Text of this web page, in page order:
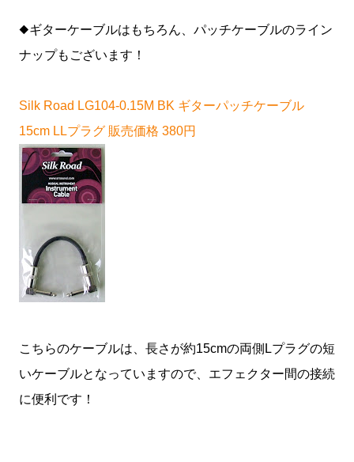
◆ギターケーブルはもちろん、パッチケーブルのライン
ナップもございます！
Silk Road LG104-0.15M BK ギターパッチケーブル
15cm LLプラグ 販売価格 380円
こちらのケーブルは、長さが約15cmの両側Lプラグの短
いケーブルとなっていますので、エフェクター間の接続
に便利です！